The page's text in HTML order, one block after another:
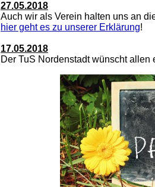
27.05.2018
Auch wir als Verein halten uns an
hier geht es zu unserer Erklärung!
17.05.2018
Der TuS Nordenstadt wünscht allen